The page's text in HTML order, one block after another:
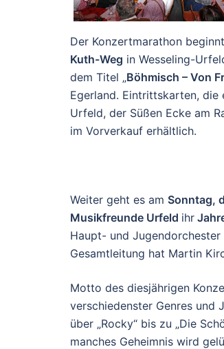
Der Konzertmarathon
Kuth-Weg in Wesseling-
dem Titel „Böhmisch – Von
Egerland. Eintritt­skarten, die
Urfeld, der Süßen Ecke am
im Vorverkauf erhältlich.
Weiter geht es am Sonntag,
Musikfreunde Urfeld ihr
Haupt- und
Gesamtleitung hat Martin
Motto des diesjährigen
verschiedenster Genres und
über „Rocky“ bis zu „Die
manches Geheimnis wird